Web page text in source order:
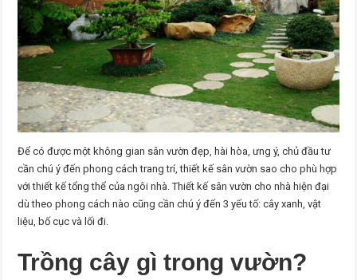
Để có được một không gian sân vườn đẹp, hài hòa, ưng ý, chủ đầu tư
cần chú ý đến phong cách trang trí, thiết kế sân vườn sao cho phù hợp
với thiết kế tổng thể của ngôi nhà. Thiết kế sân vườn cho nhà hiện đại
dù theo phong cách nào cũng cần chú ý đến 3 yếu tố: cây xanh, vật
liệu, bố cục và lối đi.
Trồng cây gì trong vườn?